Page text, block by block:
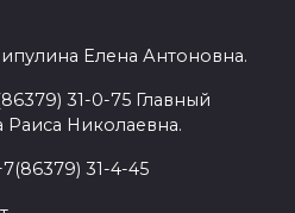
Елена Антоновна.
31-0-75 Главный
Раиса Николаевна.
31-4-45